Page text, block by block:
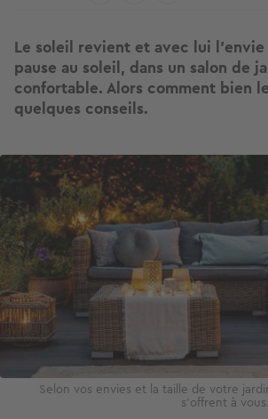
Le soleil revient et avec lui
pause au soleil, dans un salon de
confortable. Alors comment bien
quelques conseils.
Image
Selon vos envies et la taille de votre
s'offrent à